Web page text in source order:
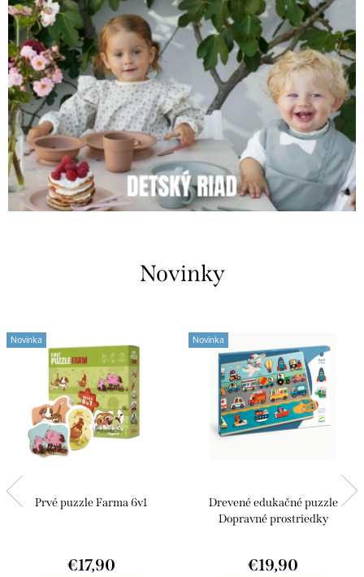
Novinky
Novinka
Prvé puzzle Farma 6v1
€17,90
Novinka
Drevené edukačné puzzle
Dopravné prostriedky
€19,90